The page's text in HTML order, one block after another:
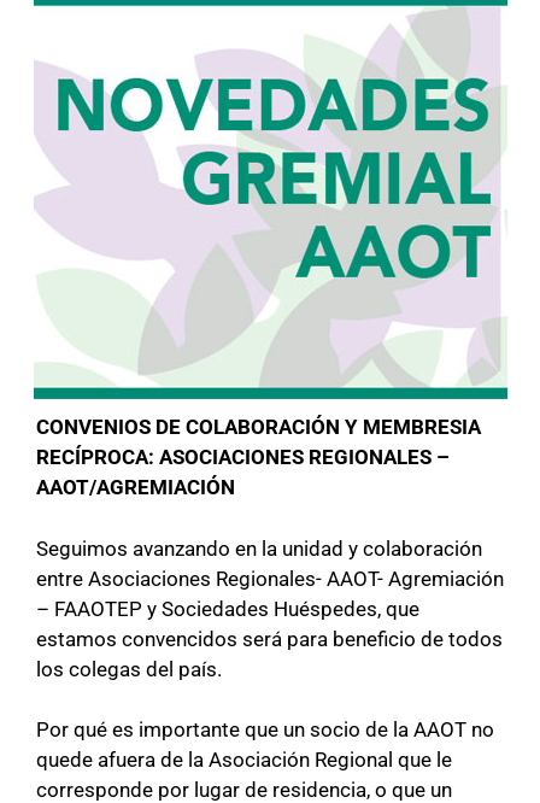
CONVENIOS DE COLABORACIÓN Y MEMBRESIA
RECÍPROCA: ASOCIACIONES REGIONALES –
AAOT/AGREMIACIÓN
Seguimos avanzando en la unidad y colaboración
entre Asociaciones Regionales- AAOT- Agremiación
– FAAOTEP y Sociedades Huéspedes, que
estamos convencidos será para beneficio de todos
los colegas del país.
Por qué es importante que un socio de la AAOT no
quede afuera de la Asociación Regional que le
corresponde por lugar de residencia, o que un